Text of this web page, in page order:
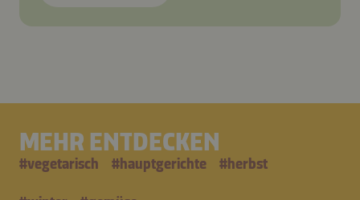
MEHR ENTDECKEN
#vegetarisch #hauptgerichte #herbst